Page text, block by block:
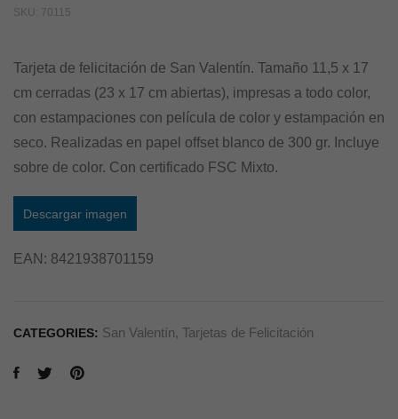
SKU: 70115
Tarjeta de felicitación de San Valentín. Tamaño 11,5 x 17
cm cerradas (23 x 17 cm abiertas), impresas a todo color,
con estampaciones con película de color y estampación en
seco. Realizadas en papel offset blanco de 300 gr. Incluye
sobre de color. Con certificado FSC Mixto.
Descargar imagen
EAN: 8421938701159
CATEGORIES: San Valentín, Tarjetas de Felicitación